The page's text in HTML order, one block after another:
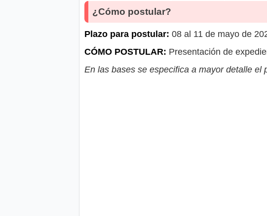
¿Cómo postular?
Plazo para postular: 08 al 11 de mayo de
CÓMO POSTULAR: Presentación de
En las bases se especifica a mayor detalle el